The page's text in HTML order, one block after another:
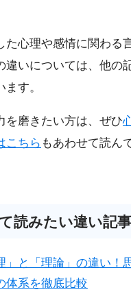
た心理や感情に関わる
違いについては、他の
ます。
を磨きたい方は、ぜひ
こちら もあわせて読ん
読みたい違い記事
」と「理論」の違い！
体系を徹底比較